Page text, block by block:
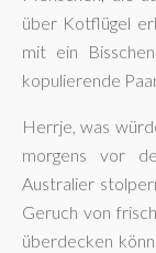
über Kotflügel
mit ein
kopulierende
Herrje, was
morgens vor
Australier
Geruch von
überdecken